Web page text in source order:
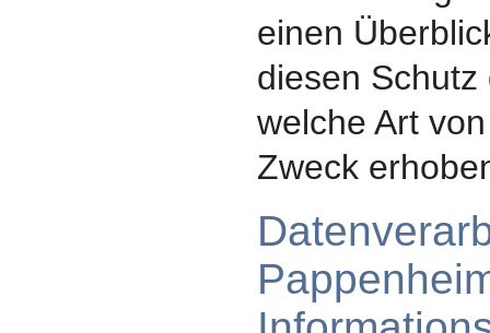
einen
diesen
welche Art
Zweck